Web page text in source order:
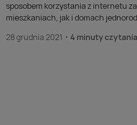
sposobem korzystania z internetu
mieszkaniach, jak i domach
28 grudnia 2021
4 minuty czytania